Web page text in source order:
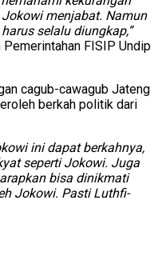
menjabat. Namun
selalu diungkap,”
FISIP Undip
cagub-cawagub Jateng
berkah politik dari
ini dapat berkahnya,
seperti Jokowi. Juga
bisa dinikmati
Jokowi. Pasti Luthfi-